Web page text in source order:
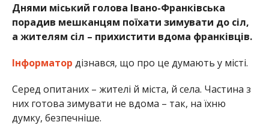
Днями міський голова Івано-Франківська
порадив мешканцям поїхати зимувати до сіл,
а жителям сіл – прихистити вдома франківців.
Інформатор дізнався, що про це думають у місті.
Серед опитаних – жителі й міста, й села. Частина з
них готова зимувати не вдома – так, на їхню
думку, безпечніше.